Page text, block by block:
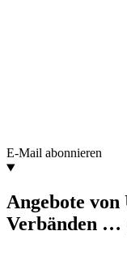
E-Mail abonnieren
Angebote von
Verbänden …